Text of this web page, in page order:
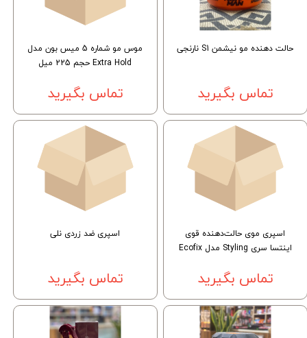
حالت دهنده مو نیشمن S1 نارنجی
تماس بگیرید
موس مو شماره 5 میس بون مدل
Extra Hold حجم 225 میل
تماس بگیرید
اسپری موی حالت‌دهنده قوی
اینتسا سری Styling مدل Ecofix
تماس بگیرید
اسپری ضد زردی نلی
تماس بگیرید